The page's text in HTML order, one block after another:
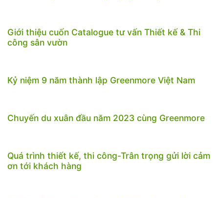
Giới thiệu cuốn Catalogue tư vấn Thiết kế & Thi
công sân vườn
Kỷ niệm 9 năm thành lập Greenmore Việt Nam
Chuyến du xuân đầu năm 2023 cùng Greenmore
Quá trình thiết kế, thi công-Trân trọng gửi lời cảm
ơn tới khách hàng